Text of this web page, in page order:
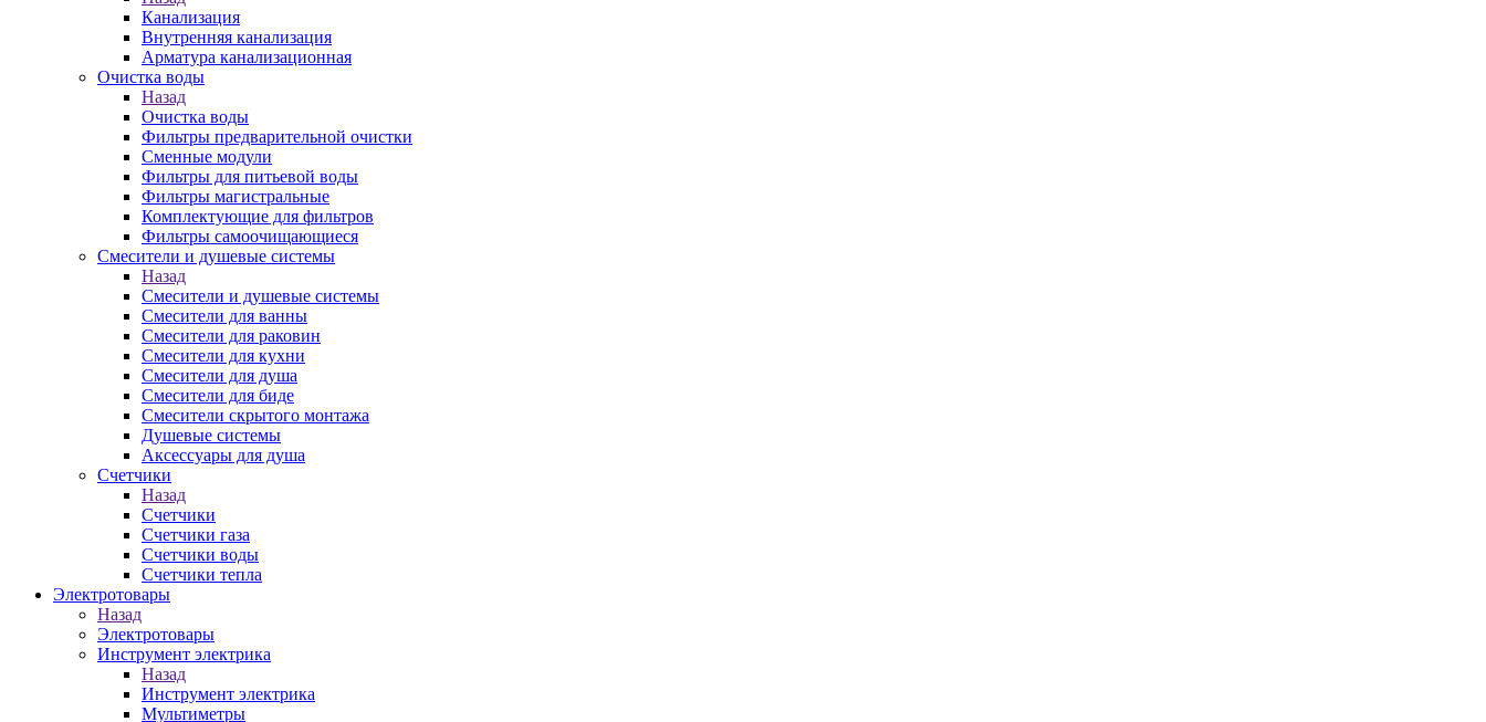
Канализация
Внутренняя канализация
Арматура канализационная
Очистка воды
Назад
Очистка воды
Фильтры предварительной очистки
Сменные модули
Фильтры для питьевой воды
Фильтры магистральные
Комплектующие для фильтров
Фильтры самоочищающиеся
Смесители и душевые системы
Назад
Смесители и душевые системы
Смесители для ванны
Смесители для раковин
Смесители для кухни
Смесители для душа
Смесители для биде
Смесители скрытого монтажа
Душевые системы
Аксессуары для душа
Счетчики
Назад
Счетчики
Счетчики газа
Счетчики воды
Счетчики тепла
Электротовары
Назад
Электротовары
Инструмент электрика
Назад
Инструмент электрика
Мультиметры